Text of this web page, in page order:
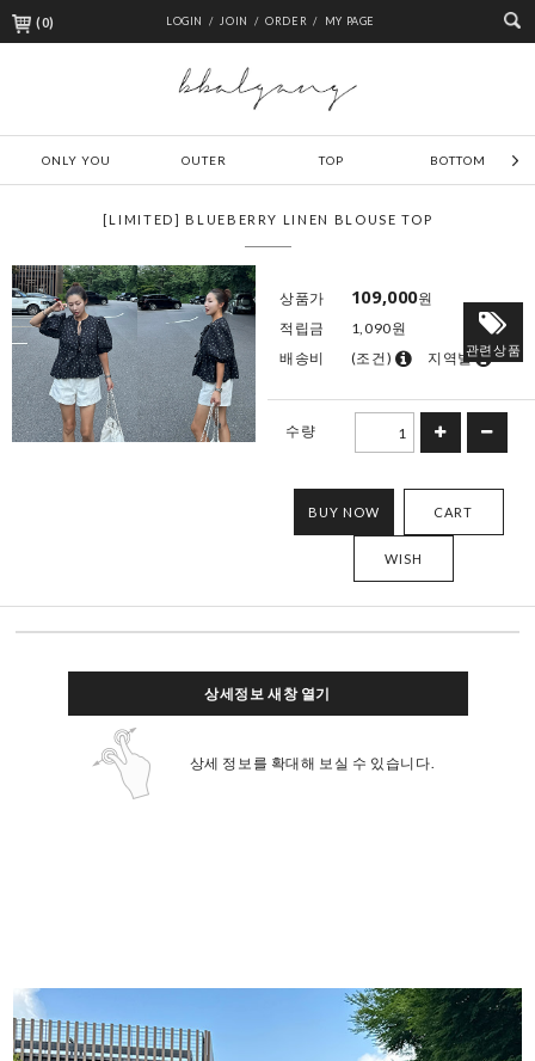
(0) LOGIN / JOIN / ORDER / MY PAGE
ONLY YOU OUTER TOP BOTTOM
[LIMITED] BLUEBERRY LINEN BLOUSE TOP
상품가 109,000원
적립금
1,090원
배송비
(조건) 지역별관련상품
수량
BUY NOW CART
WISH
상세정보 새창 열기
상세 정보를 확대해 보실 수 있습니다.